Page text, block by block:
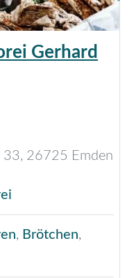
Gerhard
33, 26725 Emden
, Brötchen,